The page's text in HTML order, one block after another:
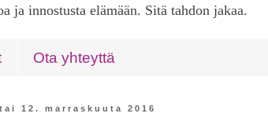
ja innostusta elämään. Sitä tahdon jakaa.
Ota yhteyttä
12. marraskuuta 2016